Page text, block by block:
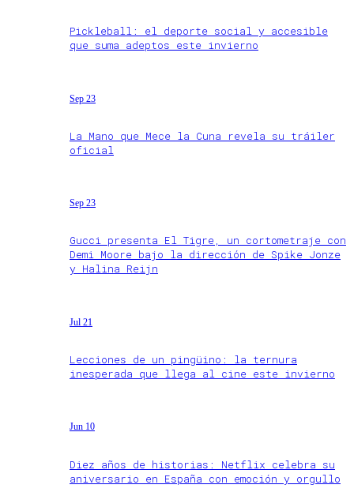
Pickleball: el deporte social y accesible
que suma adeptos este invierno
Sep 23
La Mano que Mece la Cuna revela su tráiler
oficial
Sep 23
Gucci presenta El Tigre, un cortometraje con
Demi Moore bajo la dirección de Spike Jonze
y Halina Reijn
Jul 21
Lecciones de un pingüino: la ternura
inesperada que llega al cine este invierno
Jun 10
Diez años de historias: Netflix celebra su
aniversario en España con emoción y orgullo